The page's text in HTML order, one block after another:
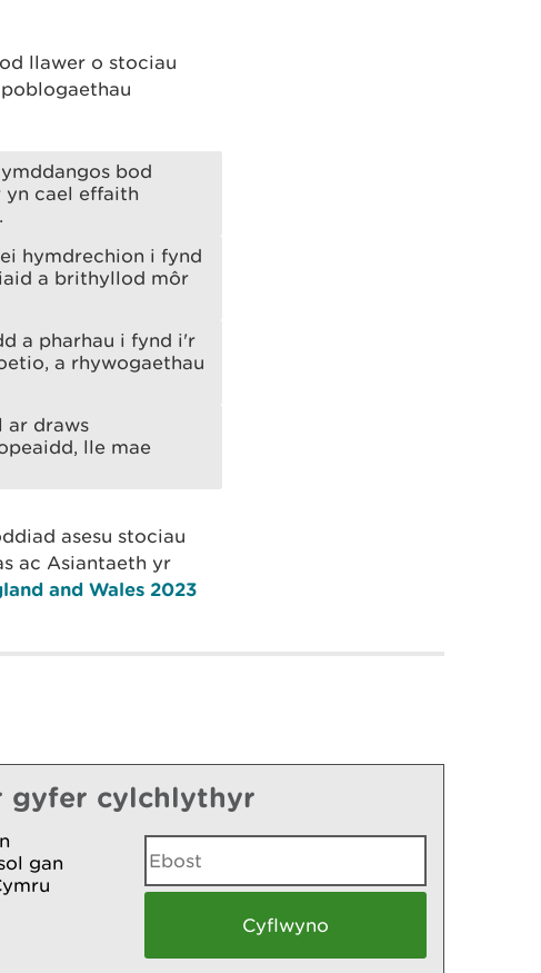
llawer o stociau
bod
yn cael effaith
hymdrechion i fynd
a brithyllod môr
a pharhau i fynd i'r
a rhywogaethau
ar draws
lle mae
asesu stociau
ac Asiantaeth yr
and Wales 2023
gyfer cylchlythyr
gan